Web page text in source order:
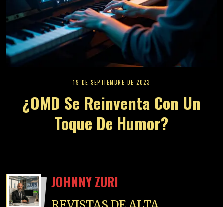
19 DE SEPTIEMBRE DE 2023
¿OMD Se Reinventa Con Un
Toque De Humor?
JOHNNY ZURI